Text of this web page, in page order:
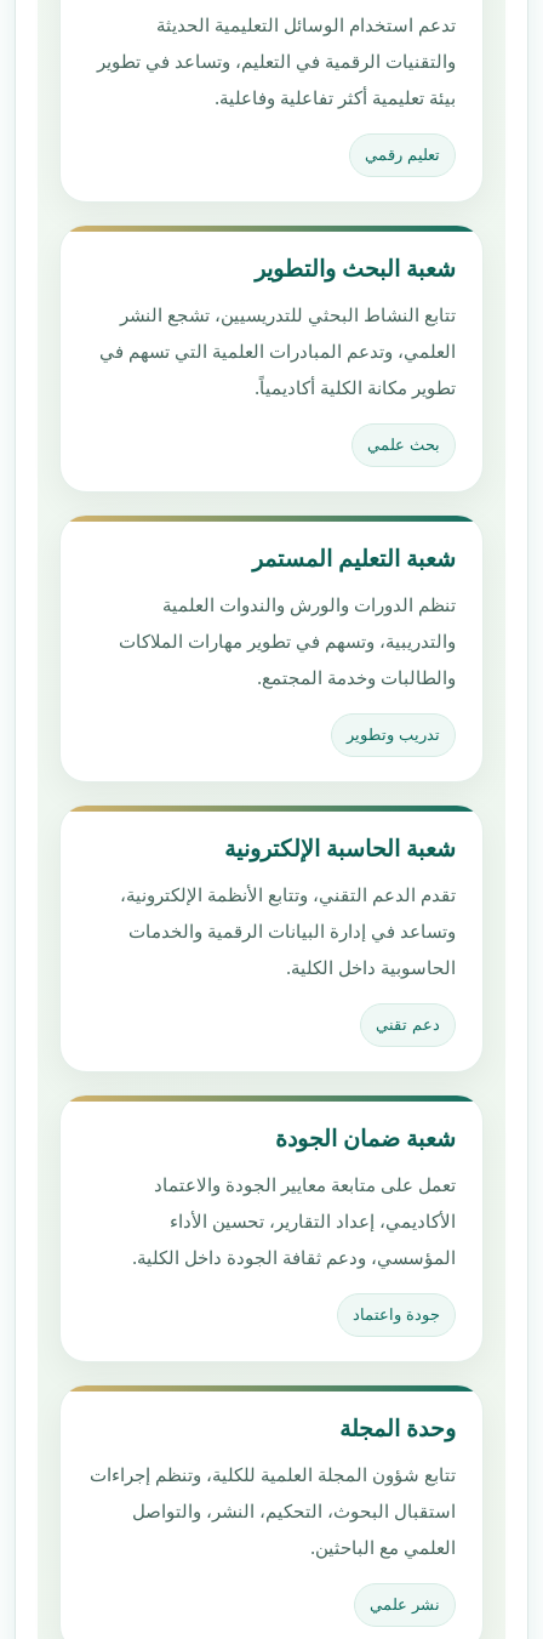
تدعم استخدام الوسائل التعليمية الحديثة
والتقنيات الرقمية في التعليم، وتساعد في تطوير
بيئة تعليمية أكثر تفاعلية وفاعلية.
تعليم رقمي
شعبة البحث والتطوير
تتابع النشاط البحثي للتدريسيين، تشجع النشر
العلمي، وتدعم المبادرات العلمية التي تسهم في
تطوير مكانة الكلية أكاديمياً.
بحث علمي
شعبة التعليم المستمر
تنظم الدورات والورش والندوات العلمية
والتدريبية، وتسهم في تطوير مهارات الملاكات
والطالبات وخدمة المجتمع.
تدريب وتطوير
شعبة الحاسبة الإلكترونية
تقدم الدعم التقني، وتتابع الأنظمة الإلكترونية،
وتساعد في إدارة البيانات الرقمية والخدمات
الحاسوبية داخل الكلية.
دعم تقني
شعبة ضمان الجودة
تعمل على متابعة معايير الجودة والاعتماد
الأكاديمي، إعداد التقارير، تحسين الأداء
المؤسسي، ودعم ثقافة الجودة داخل الكلية.
جودة واعتماد
وحدة المجلة
تتابع شؤون المجلة العلمية للكلية، وتنظم إجراءات
استقبال البحوث، التحكيم، النشر، والتواصل
العلمي مع الباحثين.
نشر علمي